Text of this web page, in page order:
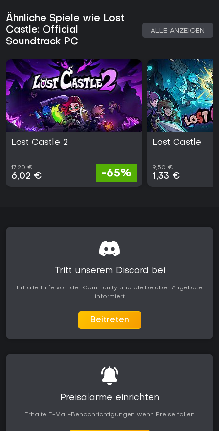
Ähnliche Spiele wie Lost
Castle: Official
Soundtrack PC
ALLE ANZEIGEN
Lost Castle 2
17,20 €
6,02 € -65%
Lost Castle
9,50 €
1,33 €
Tritt unserem Discord bei
Erhalte Hilfe von der Community und bleibe über Angebote
informiert
Beitreten
Preisalarme einrichten
Erhalte E-Mail-Benachrichtigungen wenn Preise fallen